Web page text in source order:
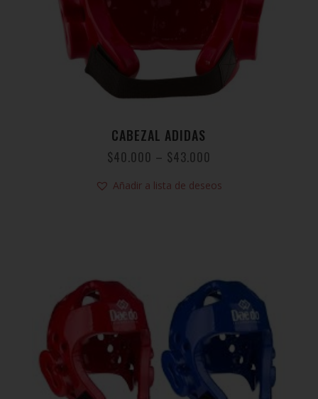
CABEZAL ADIDAS
$40.000 – $43.000
Añadir a lista de deseos